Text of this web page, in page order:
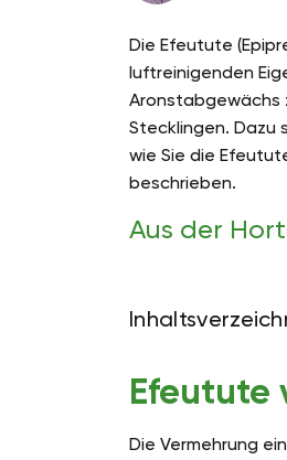
Die Efeutute
luftreinigenden
Aronstabgewächs
Stecklingen. Dazu
wie Sie die
beschrieben.
Aus der
Efeutute
Die Vermehrung